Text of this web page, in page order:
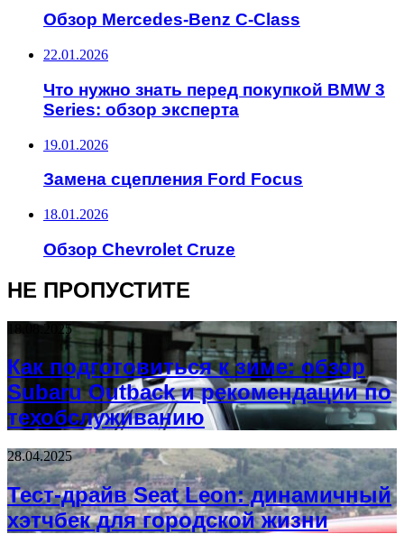
Обзор Mercedes-Benz C-Class
22.01.2026
Что нужно знать перед покупкой BMW 3
Series: обзор эксперта
19.01.2026
Замена сцепления Ford Focus
18.01.2026
Обзор Chevrolet Cruze
НЕ ПРОПУСТИТЕ
18.08.2025
Как подготовиться к зиме: обзор
Subaru Outback и рекомендации по
техобслуживанию
28.04.2025
Тест-драйв Seat Leon: динамичный
хэтчбек для городской жизни